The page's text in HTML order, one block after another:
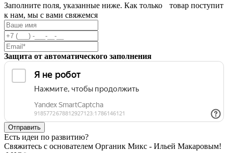
Заполните поля, указанные ниже. Как только товар поступит
к нам, мы с вами свяжемся
Защита от автоматического заполнения
Есть идеи по развитию?
Свяжитесь с основателем Органик Микс - Ильей Макаровым!